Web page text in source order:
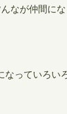
なが仲間に
なっていろい